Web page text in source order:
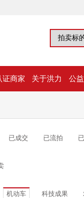
证商家 关于洪力 公
已成交 已流拍
机动车 科技成果